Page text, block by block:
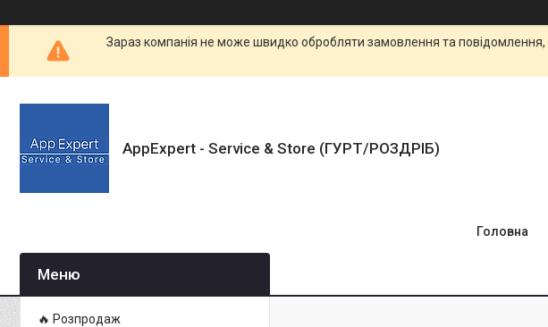
Зараз компанія не може швидко обробляти замовлення та повідомлення,
AppExpert - Service & Store (ГУРТ/РОЗДРІБ)
Головна
🔥 Розпродаж